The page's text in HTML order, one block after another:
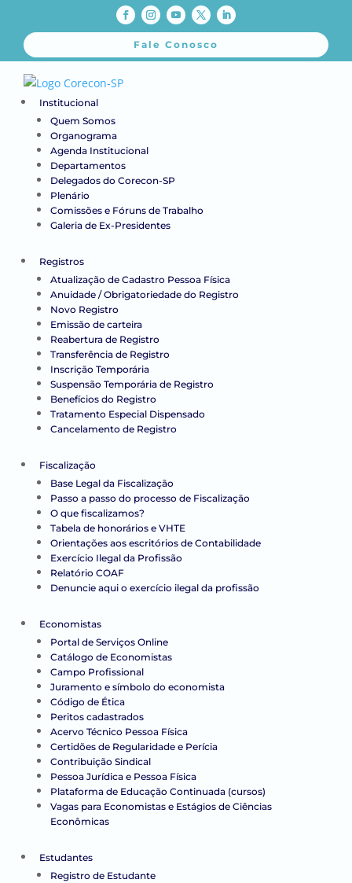
Fale Conosco
Institucional
Quem Somos
Organograma
Agenda Institucional
Departamentos
Delegados do Corecon-SP
Plenário
Comissões e Fóruns de Trabalho
Galeria de Ex-Presidentes
Registros
Atualização de Cadastro Pessoa Física
Anuidade / Obrigatoriedade do Registro
Novo Registro
Emissão de carteira
Reabertura de Registro
Transferência de Registro
Inscrição Temporária
Suspensão Temporária de Registro
Benefícios do Registro
Tratamento Especial Dispensado
Cancelamento de Registro
Fiscalização
Base Legal da Fiscalização
Passo a passo do processo de Fiscalização
O que fiscalizamos?
Tabela de honorários e VHTE
Orientações aos escritórios de Contabilidade
Exercício Ilegal da Profissão
Relatório COAF
Denuncie aqui o exercício ilegal da profissão
Economistas
Portal de Serviços Online
Catálogo de Economistas
Campo Profissional
Juramento e símbolo do economista
Código de Ética
Peritos cadastrados
Acervo Técnico Pessoa Física
Certidões de Regularidade e Perícia
Contribuição Sindical
Pessoa Jurídica e Pessoa Física
Plataforma de Educação Continuada (cursos)
Vagas para Economistas e Estágios de Ciências
Econômicas
Estudantes
Registro de Estudante